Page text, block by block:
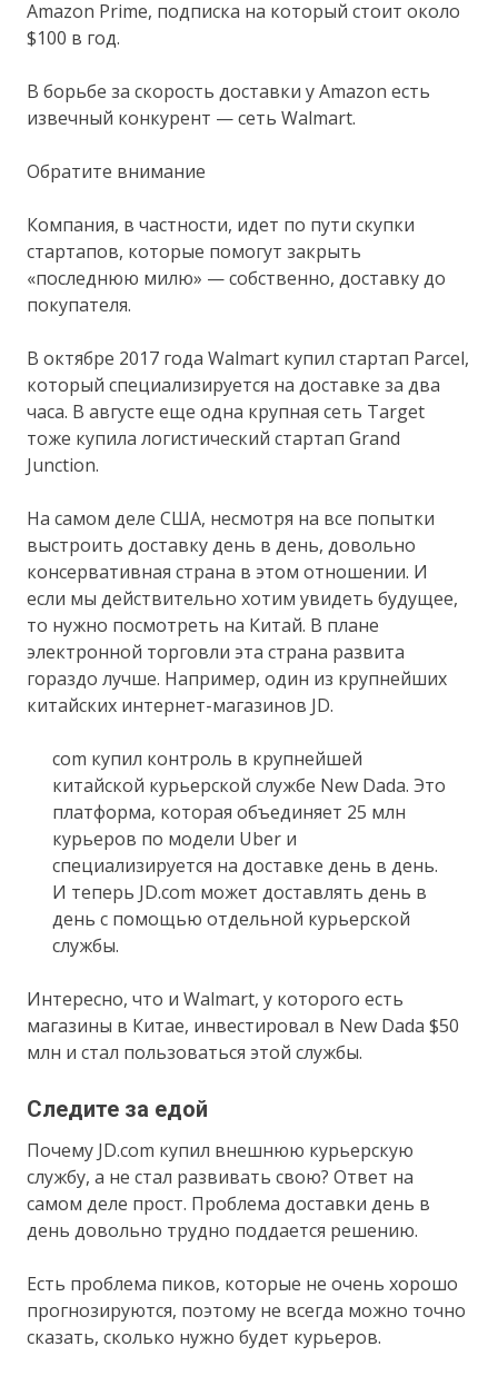
Amazon Prime, подписка на который стоит около
$100 в год.
В борьбе за скорость доставки у Amazon есть
извечный конкурент — сеть Walmart.
Обратите внимание
Компания, в частности, идет по пути скупки
стартапов, которые помогут закрыть
«последнюю милю» — собственно, доставку до
покупателя.
В октябре 2017 года Walmart купил стартап Parcel,
который специализируется на доставке за два
часа. В августе еще одна крупная сеть Target
тоже купила логистический стартап Grand
Junction.
На самом деле США, несмотря на все попытки
выстроить доставку день в день, довольно
консервативная страна в этом отношении. И
если мы действительно хотим увидеть будущее,
то нужно посмотреть на Китай. В плане
электронной торговли эта страна развита
гораздо лучше. Например, один из крупнейших
китайских интернет-магазинов JD.
com купил контроль в крупнейшей
китайской курьерской службе New Dada. Это
платформа, которая объединяет 25 млн
курьеров по модели Uber и
специализируется на доставке день в день.
И теперь JD.com может доставлять день в
день с помощью отдельной курьерской
службы.
Интересно, что и Walmart, у которого есть
магазины в Китае, инвестировал в New Dada $50
млн и стал пользоваться этой службы.
Следите за едой
Почему JD.com купил внешнюю курьерскую
службу, а не стал развивать свою? Ответ на
самом деле прост. Проблема доставки день в
день довольно трудно поддается решению.
Есть проблема пиков, которые не очень хорошо
прогнозируются, поэтому не всегда можно точно
сказать, сколько нужно будет курьеров.